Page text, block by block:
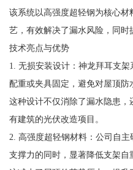
该系统以高强度超轻钢为核心
艺，有效解决了漏水风险，同时
技术亮点与优势
1. 无损安装设计：神龙拜耳支
配重或夹具固定，避免对屋顶防
这种设计不仅消除了漏水隐患
有建筑的光伏改造项目。
2. 高强度超轻钢材料：公司自
支撑力的同时，显著降低支架自